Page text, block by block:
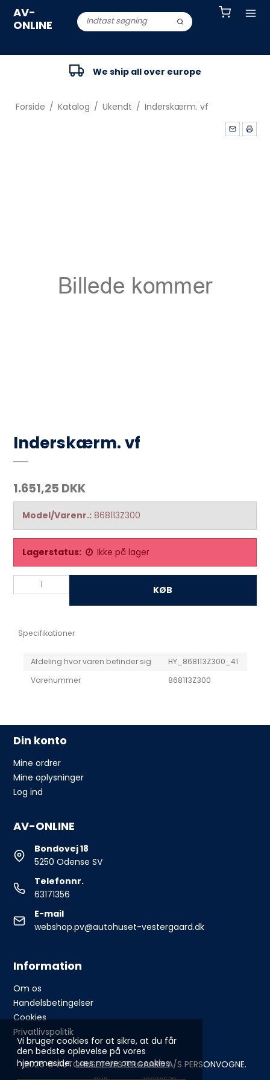
Vi bruger cookies for at sikre, at du får
den bedste oplevelse på vores
hjemmeside.Læs mere om cookies
AV-
ONLINE
We ship all over europe
Forside / Katalog / Ukendt / Inderskærm. vf
Inderskærm. vf
1.651,25 DKK
Model/Varenr.: 868113Z300
Lagerstatus: Ikke på lager
KØB
Specifikationer
Afdeling hvor varen befinder sig
HY_868113Z300_41
Varenummer
868113Z300
Din konto
Mine ordrer
Mine oplysninger
Log ind
AV-ONLINE
Bondovej 18
5250 Odense SV
Telefonnr.
63171356
E-mail
webshop.pv@autohuset-vestergaard.dk
Information
Om os
Handelsbetingelser
Cookies
Privatlivspolitik
2026 © AUTOHUSET VESTERGAARD A/S PERSONVOGNE.